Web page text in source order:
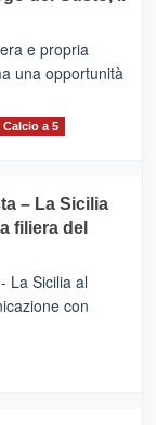
e propria
una opportunità
Calcio a 5
– La Sicilia
filiera del
La Sicilia al
con